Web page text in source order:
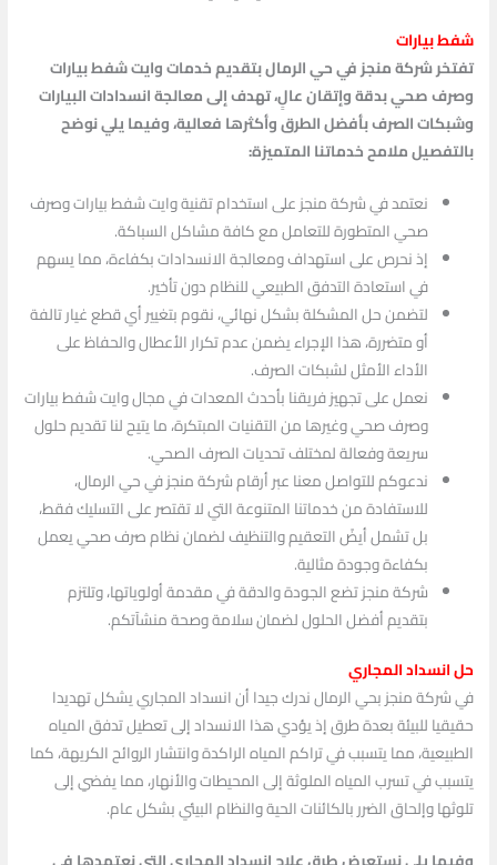
شفط بيارات
تفتخر شركة منجز في حي الرمال بتقديم خدمات وايت شفط بيارات
وصرف صحي بدقة وإتقان عالٍ، تهدف إلى معالجة انسدادات البيارات
وشبكات الصرف بأفضل الطرق وأكثرها فعالية، وفيما يلي نوضح
بالتفصيل ملامح خدماتنا المتميزة:
نعتمد في شركة منجز على استخدام تقنية وايت شفط بيارات وصرف
صحي المتطورة للتعامل مع كافة مشاكل السباكة.
إذ نحرص على استهداف ومعالجة الانسدادات بكفاءة، مما يسهم
في استعادة التدفق الطبيعي للنظام دون تأخير.
لتضمن حل المشكلة بشكل نهائي، نقوم بتغيير أي قطع غيار تالفة
أو متضررة، هذا الإجراء يضمن عدم تكرار الأعطال والحفاظ على
الأداء الأمثل لشبكات الصرف.
نعمل على تجهيز فريقنا بأحدث المعدات في مجال وايت شفط بيارات
وصرف صحي وغيرها من التقنيات المبتكرة، ما يتيح لنا تقديم حلول
سريعة وفعالة لمختلف تحديات الصرف الصحي.
ندعوكم للتواصل معنا عبر أرقام شركة منجز في حي الرمال،
للاستفادة من خدماتنا المتنوعة التي لا تقتصر على التسليك فقط،
بل تشمل أيضً التعقيم والتنظيف لضمان نظام صرف صحي يعمل
بكفاءة وجودة مثالية.
شركة منجز تضع الجودة والدقة في مقدمة أولوياتها، وتلتزم
بتقديم أفضل الحلول لضمان سلامة وصحة منشآتكم.
حل انسداد المجاري
في شركة منجز بحي الرمال ندرك جيدا أن انسداد المجاري يشكل تهديدا
حقيقيا للبيئة بعدة طرق إذ يؤدي هذا الانسداد إلى تعطيل تدفق المياه
الطبيعية، مما يتسبب في تراكم المياه الراكدة وانتشار الروائح الكريهة، كما
يتسبب في تسرب المياه الملوثة إلى المحيطات والأنهار، مما يفضي إلى
تلوثها وإلحاق الضرر بالكائنات الحية والنظام البيئي بشكل عام.